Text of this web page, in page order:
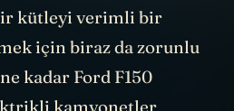
kütleyi verimli bir
için biraz da zorunlu
kadar Ford F150
kamyonetler